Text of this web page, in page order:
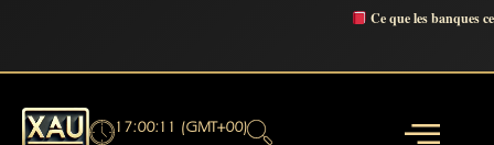
Ce que les banques
17:00:12 (GMT+00)